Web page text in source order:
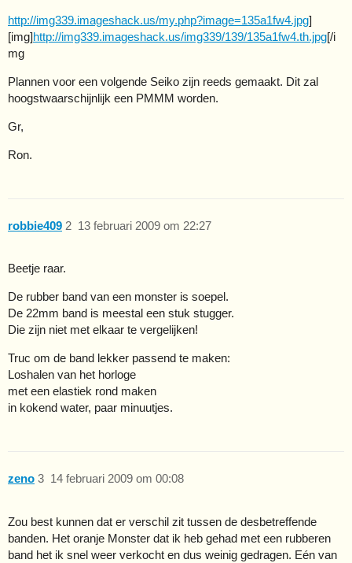
http://img339.imageshack.us/my.php?image=135a1fw4.jpg]
[img]http://img339.imageshack.us/img339/139/135a1fw4.th.jpg[/i
mg
Plannen voor een volgende Seiko zijn reeds gemaakt. Dit zal
hoogstwaarschijnlijk een PMMM worden.
Gr,
Ron.
robbie409 13 februari 2009 om 22:27
2
Beetje raar.
De rubber band van een monster is soepel.
De 22mm band is meestal een stuk stugger.
Die zijn niet met elkaar te vergelijken!
Truc om de band lekker passend te maken:
Loshalen van het horloge
met een elastiek rond maken
in kokend water, paar minuutjes.
zeno 14 februari 2009 om 00:08
3
Zou best kunnen dat er verschil zit tussen de desbetreffende
banden. Het oranje Monster dat ik heb gehad met een rubberen
band het ik snel weer verkocht en dus weinig gedragen. Eén van